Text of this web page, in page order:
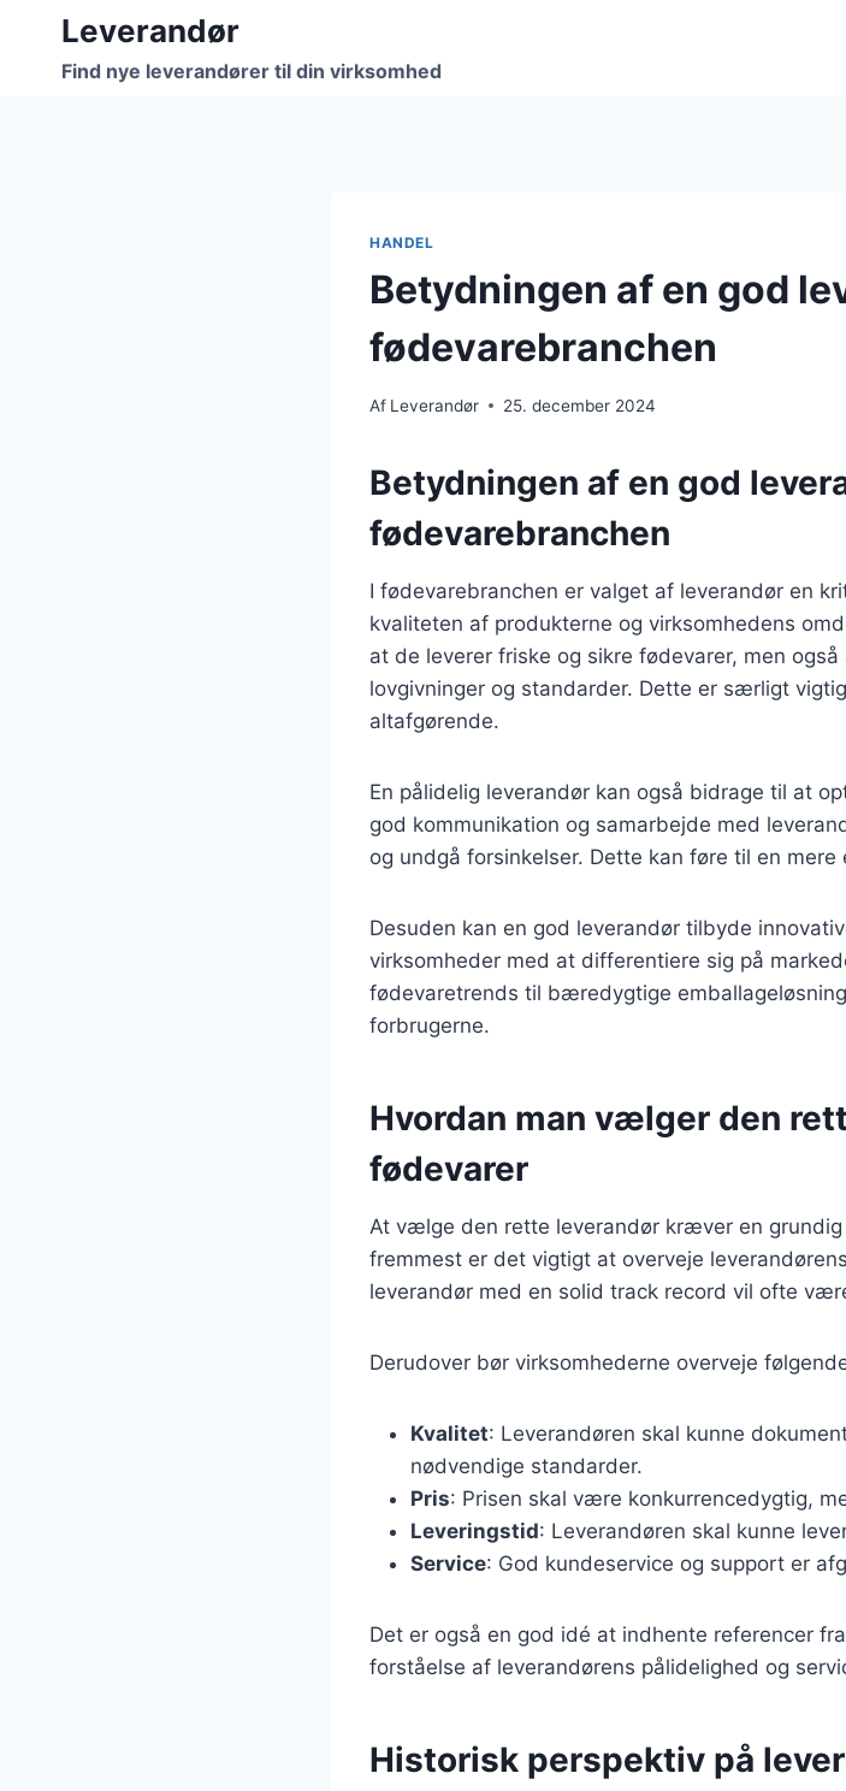
Fortsæt
indhold
Leverandør
Find nye leverandører til din virksomhed
HANDEL
Betydningen af en god
fødevarebranchen
Af Leverandør 25. december 2024
Betydningen af en god
fødevarebranchen
I fødevarebranchen er valget af leverandør en
kvaliteten af produkterne og virksomhedens
at de leverer friske og sikre fødevarer, men
lovgivninger og standarder. Dette er særligt
altafgørende.
En pålidelig leverandør kan også bidrage til at
god kommunikation og samarbejde med
og undgå forsinkelser. Dette kan føre til en
Desuden kan en god leverandør tilbyde
virksomheder med at differentiere sig på
fødevaretrends til bæredygtige
forbrugerne.
Hvordan man vælger den
fødevarer
At vælge den rette leverandør kræver en
fremmest er det vigtigt at overveje
leverandør med en solid track record vil ofte
Derudover bør virksomhederne overveje
Kvalitet: Leverandøren skal kunne
nødvendige standarder.
Pris: Prisen skal være konkurrencedygtig,
Leveringstid: Leverandøren skal kunne
Service: God kundeservice og support er
Det er også en god idé at indhente referencer
forståelse af leverandørens pålidelighed og
Historisk perspektiv på